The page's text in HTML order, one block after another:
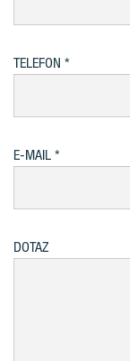
TELEFON
E-MAIL
DOTAZ